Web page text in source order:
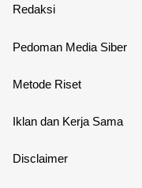
Redaksi
Pedoman Media Siber
Metode Riset
Iklan dan Kerja Sama
Disclaimer